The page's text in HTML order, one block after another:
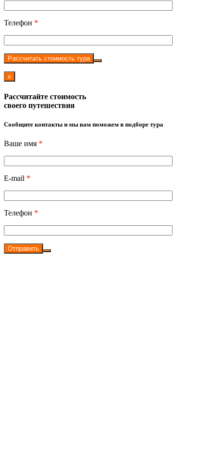
Телефон *
Рассчитать стоимость тура
x
Рассчитайте стоимость
своего путешествия
Сообщите контакты и мы вам поможем в подборе тура
Ваше имя *
E-mail *
Телефон *
Отправить